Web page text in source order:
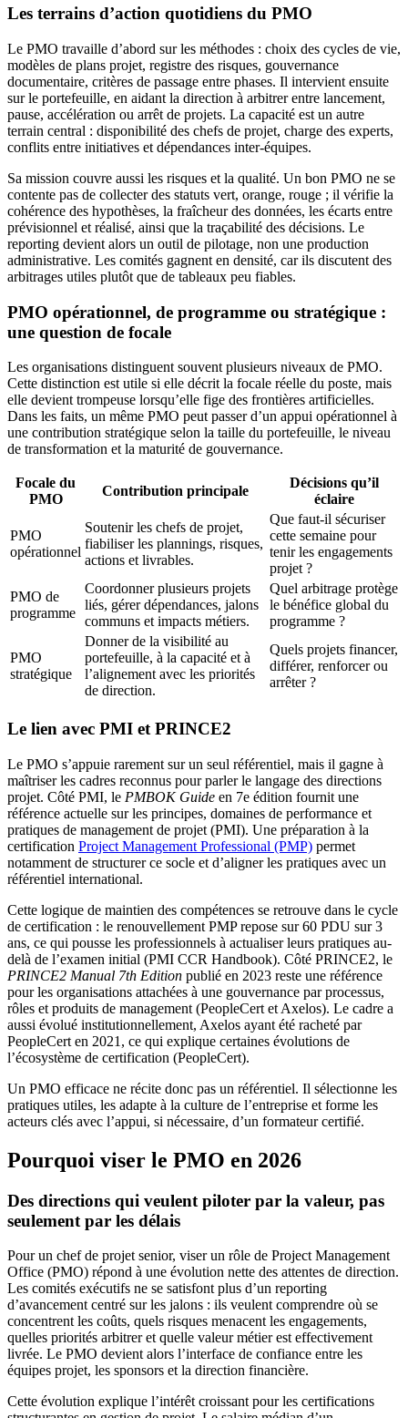
Les terrains d’action quotidiens du PMO
Le PMO travaille d’abord sur les méthodes : choix des cycles de vie,
modèles de plans projet, registre des risques, gouvernance
documentaire, critères de passage entre phases. Il intervient ensuite
sur le portefeuille, en aidant la direction à arbitrer entre lancement,
pause, accélération ou arrêt de projets. La capacité est un autre
terrain central : disponibilité des chefs de projet, charge des experts,
conflits entre initiatives et dépendances inter-équipes.
Sa mission couvre aussi les risques et la qualité. Un bon PMO ne se
contente pas de collecter des statuts vert, orange, rouge ; il vérifie la
cohérence des hypothèses, la fraîcheur des données, les écarts entre
prévisionnel et réalisé, ainsi que la traçabilité des décisions. Le
reporting devient alors un outil de pilotage, non une production
administrative. Les comités gagnent en densité, car ils discutent des
arbitrages utiles plutôt que de tableaux peu fiables.
PMO opérationnel, de programme ou stratégique :
une question de focale
Les organisations distinguent souvent plusieurs niveaux de PMO.
Cette distinction est utile si elle décrit la focale réelle du poste, mais
elle devient trompeuse lorsqu’elle fige des frontières artificielles.
Dans les faits, un même PMO peut passer d’un appui opérationnel à
une contribution stratégique selon la taille du portefeuille, le niveau
de transformation et la maturité de gouvernance.
Focale du
PMO
Contribution principale
Décisions qu’il
éclaire
PMO
opérationnel
Soutenir les chefs de projet,
fiabiliser les plannings, risques,
actions et livrables.
Que faut-il sécuriser
cette semaine pour
tenir les engagements
projet ?
PMO de
programme
Coordonner plusieurs projets
liés, gérer dépendances, jalons
communs et impacts métiers.
Quel arbitrage protège
le bénéfice global du
programme ?
PMO
stratégique
Donner de la visibilité au
portefeuille, à la capacité et à
l’alignement avec les priorités
de direction.
Quels projets financer,
différer, renforcer ou
arrêter ?
Le lien avec PMI et PRINCE2
Le PMO s’appuie rarement sur un seul référentiel, mais il gagne à
maîtriser les cadres reconnus pour parler le langage des directions
projet. Côté PMI, le PMBOK Guide en 7e édition fournit une
référence actuelle sur les principes, domaines de performance et
pratiques de management de projet (PMI). Une préparation à la
certification Project Management Professional (PMP) permet
notamment de structurer ce socle et d’aligner les pratiques avec un
référentiel international.
Cette logique de maintien des compétences se retrouve dans le cycle
de certification : le renouvellement PMP repose sur 60 PDU sur 3
ans, ce qui pousse les professionnels à actualiser leurs pratiques au-
delà de l’examen initial (PMI CCR Handbook). Côté PRINCE2, le
PRINCE2 Manual 7th Edition publié en 2023 reste une référence
pour les organisations attachées à une gouvernance par processus,
rôles et produits de management (PeopleCert et Axelos). Le cadre a
aussi évolué institutionnellement, Axelos ayant été racheté par
PeopleCert en 2021, ce qui explique certaines évolutions de
l’écosystème de certification (PeopleCert).
Un PMO efficace ne récite donc pas un référentiel. Il sélectionne les
pratiques utiles, les adapte à la culture de l’entreprise et forme les
acteurs clés avec l’appui, si nécessaire, d’un formateur certifié.
Pourquoi viser le PMO en 2026
Des directions qui veulent piloter par la valeur, pas
seulement par les délais
Pour un chef de projet senior, viser un rôle de Project Management
Office (PMO) répond à une évolution nette des attentes de direction.
Les comités exécutifs ne se satisfont plus d’un reporting
d’avancement centré sur les jalons : ils veulent comprendre où se
concentrent les coûts, quels risques menacent les engagements,
quelles priorités arbitrer et quelle valeur métier est effectivement
livrée. Le PMO devient alors l’interface de confiance entre les
équipes projet, les sponsors et la direction financière.
Cette évolution explique l’intérêt croissant pour les certifications